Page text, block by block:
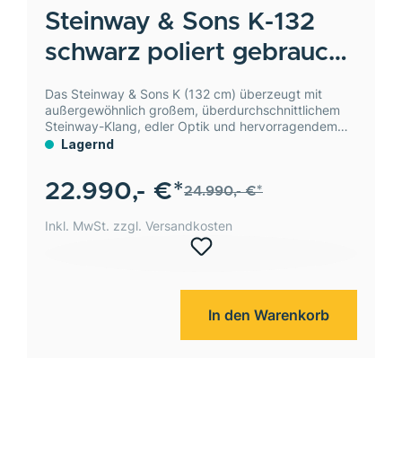
Steinway & Sons K-132
schwarz poliert gebraucht
Seriennr. 206030
Das Steinway & Sons K (132 cm) überzeugt mit
außergewöhnlich großem, überdurchschnittlichem
Steinway-Klang, edler Optik und hervorragendem
Preis-Leistungs-Verhältnis – ein Spitzenklavier in sehr
Lagernd
22.990,- €*24.990,- €*
Inkl. MwSt. zzgl. Versandkosten
In den Warenkorb